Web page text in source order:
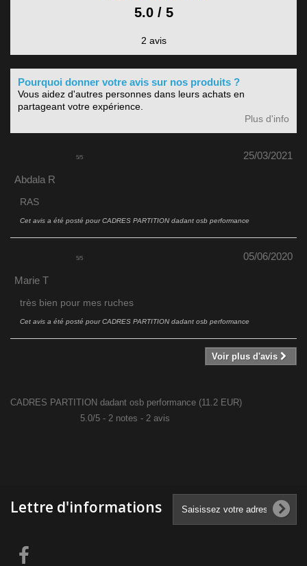
5.0 / 5
2 avis
Pourquoi donner votre avis sur nos produits ?
Vous aidez d'autres personnes dans leurs achats en
partageant votre expérience.
Plus d'info
5/5 25/03/2021
Abdala R
RAS
Cet avis a été posté pourCADRES PARTITION dadant osb performance
5/5 05/06/2020
Marie T
très bien pour mes ruches
Cet avis a été posté pourCADRES PARTITION dadant osb performance
Voir plus d'avis
CADRES PARTITION dadant osb performance (11.2 EUR)
5.0/5 - 2 notes - 2 avis
Lettre d'informations